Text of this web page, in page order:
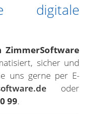
digitale
ZimmerSoftware
sicher und
uns gerne per E-
oder
99.